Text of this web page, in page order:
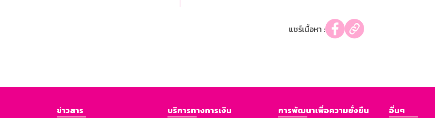
แชร์เนื้อหา :
ข่าวสาร
บริการทางการเงิน
การพัฒนาเพื่อความยั่งยืน
อื่นๆ